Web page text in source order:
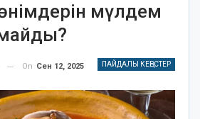
өнімдерін мүлдем
ПАЙДАЛЫ КЕҢЕСТЕР
On Сен 12, 2025